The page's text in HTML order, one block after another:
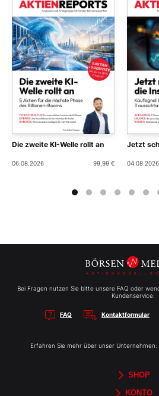
Die zweite KI-Welle rollt an
06.08.2026 99,99 €
Jetzt
04.08.2026
Bei Fragen nutzen Sie bitte unsere FAQ oder
Kundenservice:
FAQ Kontaktformular
Erfahren Sie mehr über unser Unternehmen:
SHOP
Magazine
Börsenbriefe
Aktien-Reports
HEBELTRADER
TradingDay
Bücher
Newsletter
Merchandise
Gutscheine
KONTO